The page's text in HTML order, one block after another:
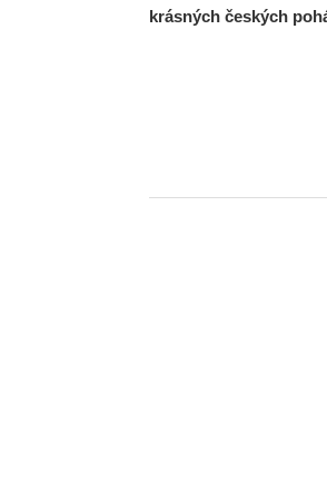
krásných českých